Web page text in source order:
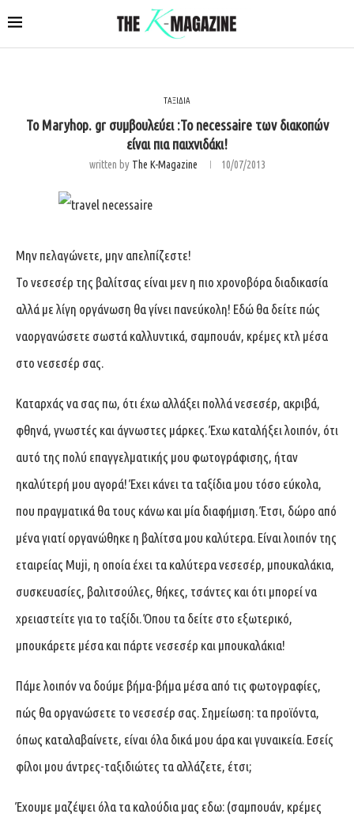
ΤΑΞΙΔΙΑ
Το Maryhop. gr συμβουλεύει :Το necessaire των διακοπών
είναι πια παιχνιδάκι!
written by The K-Magazine 10/07/2013
Μην πελαγώνετε, μην απελπίζεστε!
Το νεσεσέρ της βαλίτσας είναι μεν η πιο χρονοβόρα διαδικασία
αλλά με λίγη οργάνωση θα γίνει πανεύκολη! Εδώ θα δείτε πώς
ναοργανώσετε σωστά καλλυντικά, σαμπουάν, κρέμες κτλ μέσα
στο νεσεσέρ σας.
Καταρχάς να σας πω, ότι έχω αλλάξει πολλά νεσεσέρ, ακριβά,
φθηνά, γνωστές και άγνωστες μάρκες. Έχω καταλήξει λοιπόν, ότι
αυτό της πολύ επαγγελματικής μου φωτογράφισης, ήταν
ηκαλύτερή μου αγορά! Έχει κάνει τα ταξίδια μου τόσο εύκολα,
που πραγματικά θα τους κάνω και μία διαφήμιση. Έτσι, δώρο από
μένα γιατί οργανώθηκε η βαλίτσα μου καλύτερα. Είναι λοιπόν της
εταιρείας Muji, η οποία έχει τα καλύτερα νεσεσέρ, μπουκαλάκια,
συσκευασίες, βαλιτσούλες, θήκες, τσάντες και ότι μπορεί να
χρειαστείτε για το ταξίδι. Όπου τα δείτε στο εξωτερικό,
μπουκάρετε μέσα και πάρτε νεσεσέρ και μπουκαλάκια!
Πάμε λοιπόν να δούμε βήμα-βήμα μέσα από τις φωτογραφίες,
πώς θα οργανώσετε το νεσεσέρ σας. Σημείωση: τα προϊόντα,
όπως καταλαβαίνετε, είναι όλα δικά μου άρα και γυναικεία. Εσείς
φίλοι μου άντρες-ταξιδιώτες τα αλλάζετε, έτσι;
Έχουμε μαζέψει όλα τα καλούδια μας εδω: (σαμπουάν, κρέμες